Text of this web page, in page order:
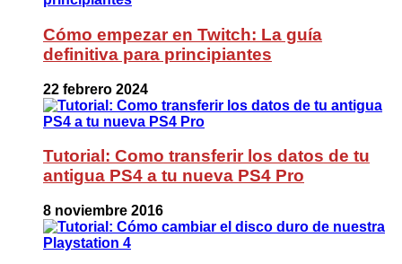
Cómo empezar en Twitch: La guía
definitiva para principiantes
22 febrero 2024
Tutorial: Como transferir los datos de tu
antigua PS4 a tu nueva PS4 Pro
8 noviembre 2016